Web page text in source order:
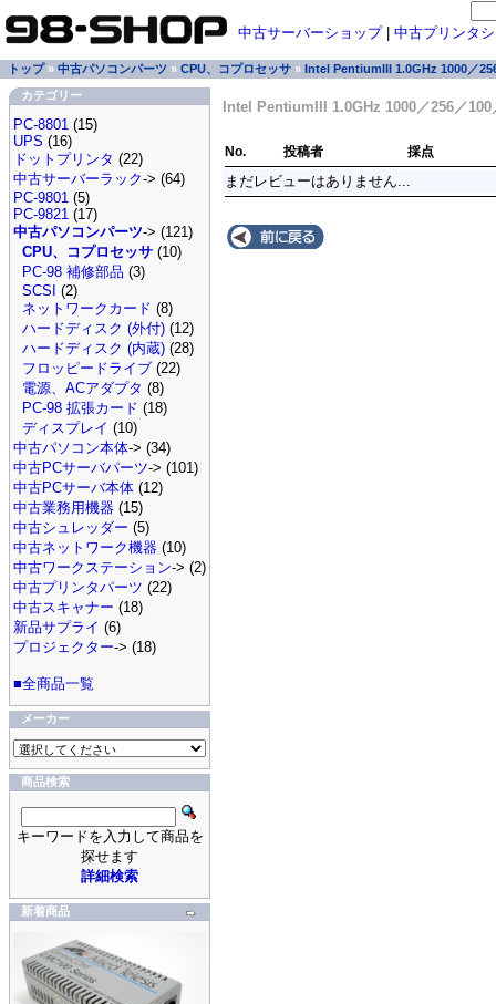
中古サーバーショップ| 中古プリンタ
トップ» 中古パソコンパーツ » CPU、コプロセッサ » Intel PentiumIII 1.0GHz 1000／
カテゴリー
PC-8801 (15)
UPS (16)
ドットプリンタ (22)
中古サーバーラック-> (64)
PC-9801 (5)
PC-9821 (17)
中古パソコンパーツ-> (121)
CPU、コプロセッサ (10)
PC-98 補修部品 (3)
SCSI (2)
ネットワークカード (8)
ハードディスク (外付) (12)
ハードディスク (内蔵) (28)
フロッピードライブ (22)
電源、ACアダプタ (8)
PC-98 拡張カード (18)
ディスプレイ (10)
中古パソコン本体-> (34)
中古PCサーバパーツ-> (101)
中古PCサーバ本体 (12)
中古業務用機器 (15)
中古シュレッダー (5)
中古ネットワーク機器 (10)
中古ワークステーション-> (2)
中古プリンタパーツ (22)
中古スキャナー (18)
新品サプライ (6)
プロジェクター-> (18)
■全商品一覧
メーカー
商品検索
キーワードを入力して商品を
探せます
詳細検索
新着商品
Intel PentiumIII 1.0GHz 1000／256／
No. 投稿者 採点
まだレビューはありません...